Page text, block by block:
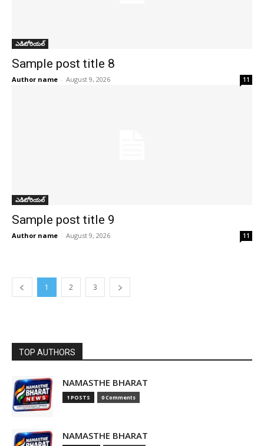
ఎడిటోరియల్
Sample post title 8
Author name - August 9, 2026 11
ఎడిటోరియల్
Sample post title 9
Author name - August 9, 2026 11
1 2 3
TOP AUTHORS
NAMASTHE BHARAT
1 POSTS 0 Comments
NAMASTHE BHARAT